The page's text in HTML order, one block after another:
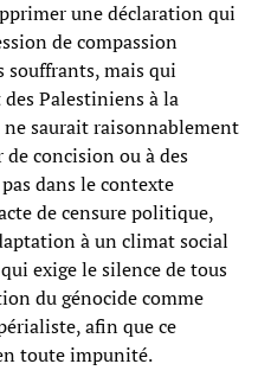
une déclaration qui
de compassion
souffrants, mais qui
Palestiniens à la
saurait raisonnablement
concision ou à des
dans le contexte
de censure politique,
à un climat social
exige le silence de tous
du génocide comme
afin que ce
toute impunité.